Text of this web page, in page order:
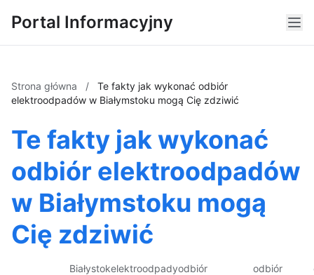
Portal Informacyjny
Strona główna /
Te fakty jak wykonać odbiór
elektroodpadów w Białymstoku mogą Cię zdziwić
Te fakty jak wykonać
odbiór elektroodpadów
w Białymstoku mogą
Cię zdziwić
Białystokelektroodpadyodbiór
odbiór